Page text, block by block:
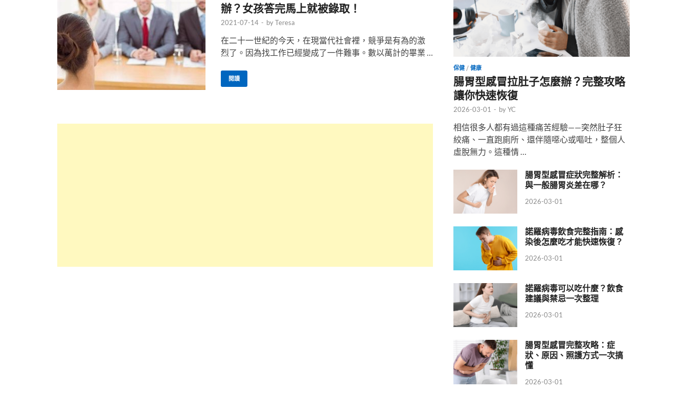
辦？女孩答完馬上就被錄取！
2021-07-14 - byTeresa
在二十一世紀的今天，在現當代社會裡，競爭是有為的激
烈了。因為找工作已經變成了一件難事。數以萬計的畢業 …
閱讀
保健 /健康
腸胃型感冒拉肚子怎麼辦？完整攻略
讓你快速恢復
2026-03-01 - byYC
相信很多人都有過這種痛苦經驗——突然肚子狂
絞痛、一直跑廁所、還伴隨噁心或嘔吐，整個人
虛脫無力。這種情 …
腸胃型感冒症狀完整解析：
與一般腸胃炎差在哪？
2026-03-01
諾羅病毒飲食完整指南：感
染後怎麼吃才能快速恢復？
2026-03-01
諾羅病毒可以吃什麼？飲食
建議與禁忌一次整理
2026-03-01
腸胃型感冒完整攻略：症
狀、原因、照護方式一次搞
懂
2026-03-01